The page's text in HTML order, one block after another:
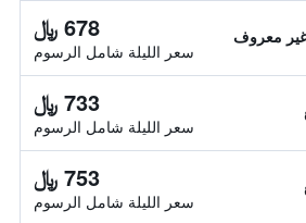
غير معروف 678 ﷼
سعر الليلة شامل الرسوم
733 ﷼
سعر الليلة شامل الرسوم
753 ﷼
سعر الليلة شامل الرسوم